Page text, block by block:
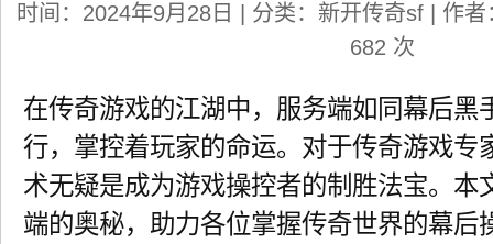
时间：2024年9月28日 | 分类：新开传奇sf | 作
682 次
在传奇游戏的江湖中，服务端如同幕后黑
行，掌控着玩家的命运。对于传奇游戏专
术无疑是成为游戏操控者的制胜法宝。本
端的奥秘，助力各位掌握传奇世界的幕后